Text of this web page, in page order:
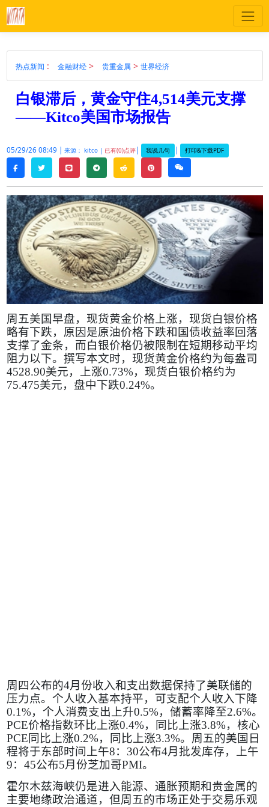
热点新闻 : 金融财经> 贵重金属 > 世界经济
白银滞后，黄金守住4,514美元支撑
——Kitco美国市场报告
05/29/26 08:49 | 来源： kitco | 已有(0)点评| 我说几句 | 打印&下载PDF
facebooktwitterline telegramreddit pinterestweixin
周五美国早盘，现货黄金价格上涨，现货白银价格
略有下跌，原因是原油价格下跌和国债收益率回落
支撑了金条，而白银价格仍被限制在短期移动平均
阻力以下。撰写本文时，现货黄金价格约为每盎司
4528.90美元，上涨0.73%，现货白银价格约为
75.475美元，盘中下跌0.24%。
周四公布的4月份收入和支出数据保持了美联储的
压力点。个人收入基本持平，可支配个人收入下降
0.1%，个人消费支出上升0.5%，储蓄率降至2.6%。
PCE价格指数环比上涨0.4%，同比上涨3.8%，核心
PCE同比上涨0.2%，同比上涨3.3%。周五的美国日
程将于东部时间上午8： 30公布4月批发库存，上午
9： 45公布5月份芝加哥PMI。
霍尔木兹海峡仍是进入能源、通胀预期和贵金属的
主要地缘政治通道，但周五的市场正处于交易乐观